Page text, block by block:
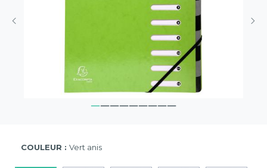
COULEUR : Vert anis